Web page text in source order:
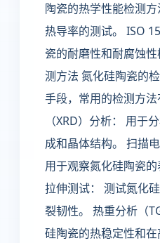
陶瓷的热学性能检测
热导率的测试。 ISO
瓷的耐磨性和耐腐蚀
测方法 氮化硅陶瓷的
手段，常用的检测方
（XRD）分析： 用于
成和晶体结构。 扫描
用于观察氮化硅陶瓷的
拉伸测试： 测试氮化
裂韧性。 热重分析（
硅陶瓷的热稳定性和在